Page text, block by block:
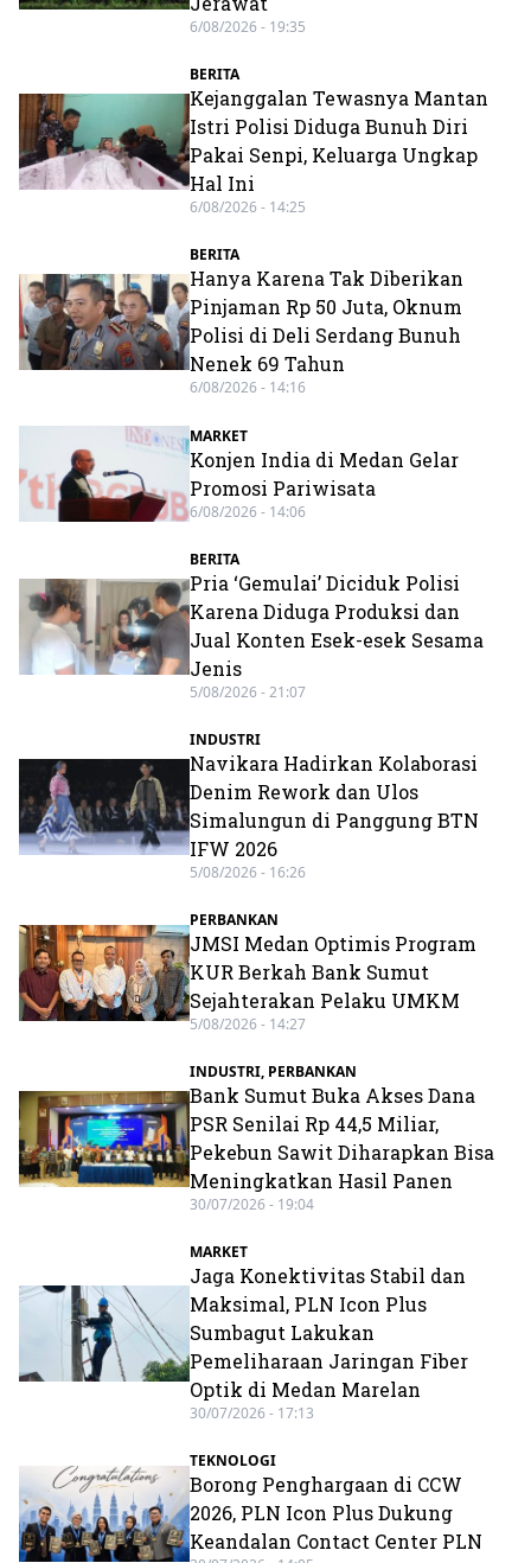
6/08/2026 - 19:35
BERITA
Kejanggalan Tewasnya Mantan
Istri Polisi Diduga Bunuh Diri
Pakai Senpi, Keluarga Ungkap
Hal Ini
6/08/2026 - 14:25
BERITA
Hanya Karena Tak Diberikan
Pinjaman Rp 50 Juta, Oknum
Polisi di Deli Serdang Bunuh
Nenek 69 Tahun
6/08/2026 - 14:16
MARKET
Konjen India di Medan Gelar
Promosi Pariwisata
6/08/2026 - 14:06
BERITA
Pria ‘Gemulai’ Diciduk Polisi
Karena Diduga Produksi dan
Jual Konten Esek-esek Sesama
Jenis
5/08/2026 - 21:07
INDUSTRI
Navikara Hadirkan Kolaborasi
Denim Rework dan Ulos
Simalungun di Panggung BTN
IFW 2026
5/08/2026 - 16:26
PERBANKAN
JMSI Medan Optimis Program
KUR Berkah Bank Sumut
Sejahterakan Pelaku UMKM
5/08/2026 - 14:27
INDUSTRI, PERBANKAN
Bank Sumut Buka Akses Dana
PSR Senilai Rp 44,5 Miliar,
Pekebun Sawit Diharapkan Bisa
Meningkatkan Hasil Panen
30/07/2026 - 19:04
MARKET
Jaga Konektivitas Stabil dan
Maksimal, PLN Icon Plus
Sumbagut Lakukan
Pemeliharaan Jaringan Fiber
Optik di Medan Marelan
30/07/2026 - 17:13
TEKNOLOGI
Borong Penghargaan di CCW
2026, PLN Icon Plus Dukung
Keandalan Contact Center PLN